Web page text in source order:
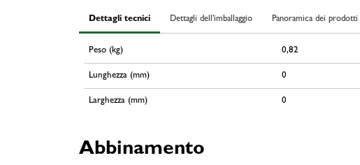
Dettagli tecnici Dettagli dell'imballaggio Panoramica dei prodotti
Peso (kg) 0,82
Lunghezza (mm) 0
Larghezza (mm) 0
Abbinamento